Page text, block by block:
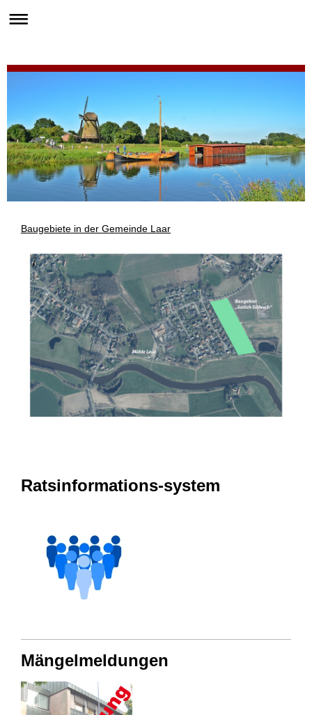
Baugebiete in der Gemeinde Laar
Ratsinformations-system
Mängelmeldungen